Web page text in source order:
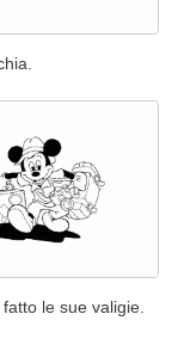
le sue valigie.